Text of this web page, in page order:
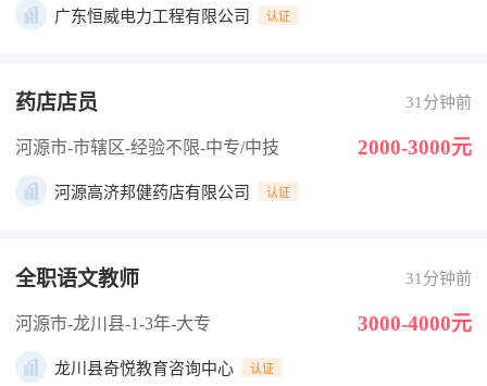
广东恒威电力工程有限公司 认证
药店店员 31分钟前
河源市-市辖区-经验不限-中专/中技 2000-3000元
河源高济邦健药店有限公司 认证
全职语文教师 31分钟前
河源市-龙川县-1-3年-大专 3000-4000元
龙川县奇悦教育咨询中心 认证